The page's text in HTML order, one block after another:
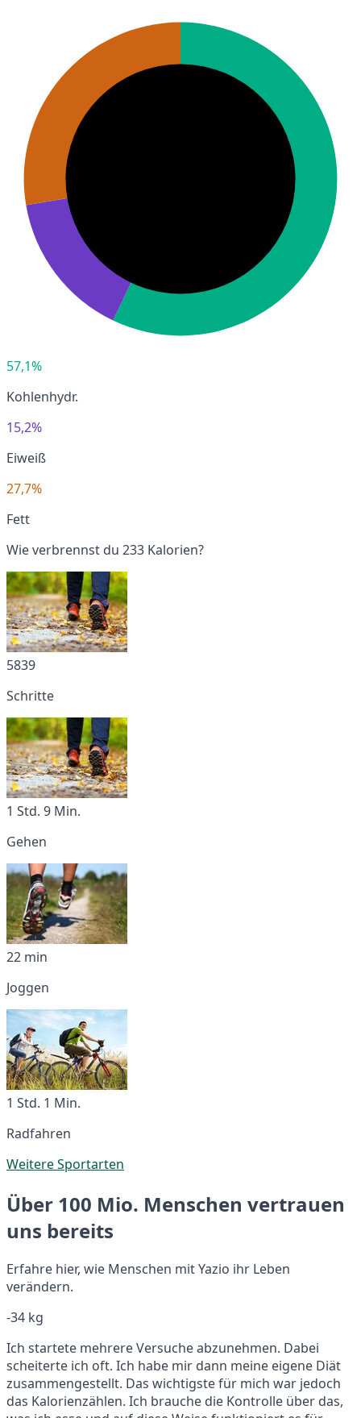
57,1%
Kohlenhydr.
15,2%
Eiweiß
27,7%
Fett
Wie verbrennst du 233 Kalorien?
5839
Schritte
1 Std. 9 Min.
Gehen
22 min
Joggen
1 Std. 1 Min.
Radfahren
Weitere Sportarten
Über 100 Mio. Menschen vertrauen
uns bereits
Erfahre hier, wie Menschen mit Yazio ihr Leben
verändern.
-34 kg
Ich startete mehrere Versuche abzunehmen. Dabei
scheiterte ich oft. Ich habe mir dann meine eigene Diät
zusammengestellt. Das wichtigste für mich war jedoch
das Kalorienzählen. Ich brauche die Kontrolle über das,